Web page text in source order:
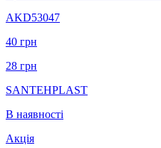
AKD53047
40 грн
28 грн
SANTEHPLAST
В наявності
Акція